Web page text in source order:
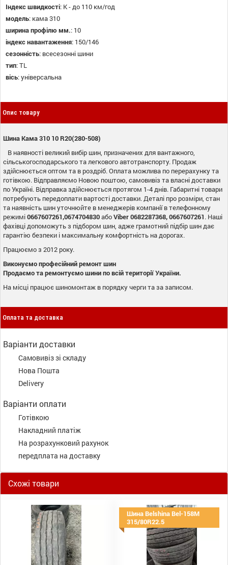
Індекс швидкості: K - до 110 км/год
модель: кама 310
ширина профілю мм.: 10
індекс навантаження: 150/146
сезонність: всесезонні шини
тип:TL
вісь:універсальна
Опис товару
Шина Кама 310 10 R20(280-508)
В наявності великий вибір шин, призначених для вантажного,
сільськогосподарського та легкового автотранспорту. Продаж
здійснюється оптом та в роздріб. Оплата можлива по перерахунку та
готівкою. Відправляємо Новою поштою, самовивіз та власні доставки
по Україні. Відправка здійснюється протягом 1-4 днів. Габаритні товари
потребують передоплати вартості доставки. Деталі про розміри, стан
та наявність шин уточнюйте в менеджерів компанії в телефонному
режимі0667607261,0674704830абоViber 0682287368, 0667607261. Наші
фахівці допоможуть з підбором шин, адже грамотний підбір шин дає
гарантію безпеки і максимальну комфортність на дорогах.
Працюємо з 2012 року.
Виконуємо професійний ремонт шин
Продаємо та ремонтуємо шини по всій території України.
На місці працює шиномонтаж в порядку черги та за записом.
Оплата та доставка
Варіанти доставки
Самовивіз зі складу
Нова Пошта
Delivery
Варіанти оплати
Готівкою
Накладний платіж
На розрахунковий рахунок
передплата на доставку
Схожі товари
Шина Belshina Bel-158M
315/80R22.5